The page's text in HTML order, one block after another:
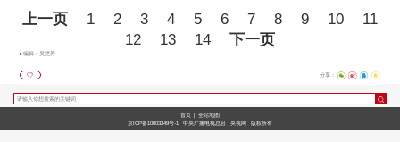
上一页 1 2 3 4 5 6 7 8 9 10
11
12
13 14 下一页
编辑：吴慧芳
分享：
首页 |
全站地图
京ICP备10003349号-1
中央广播电视总台 央视网 版权所有